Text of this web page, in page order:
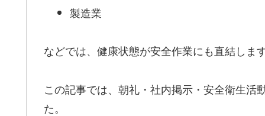
製造業
などでは、健康状態が安全作業にも直結しま
この記事では、朝礼・社内掲示・安全衛生
た。